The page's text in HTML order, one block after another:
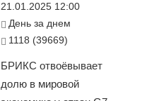
21.01.2025 12:00
День за днем
1118 (39669)
БРИКС отвоёвывает
долю в мировой